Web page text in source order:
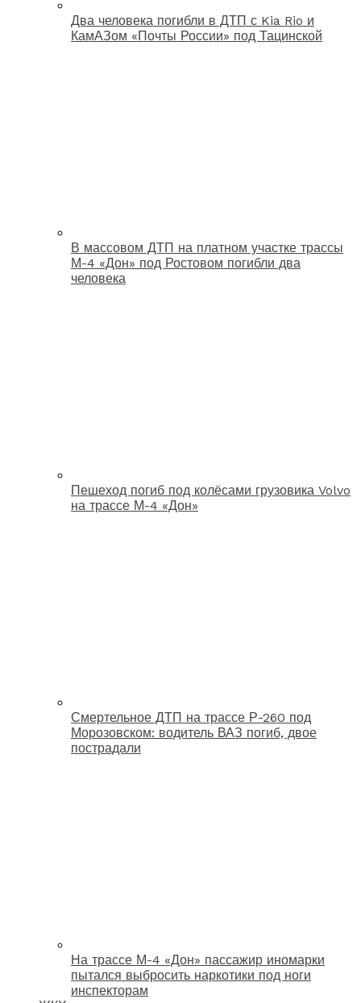
Два человека погибли в ДТП с Kia Rio и
КамАЗом «Почты России» под Тацинской
В массовом ДТП на платном участке трассы
М-4 «Дон» под Ростовом погибли два
человека
Пешеход погиб под колёсами грузовика Volvo
на трассе М-4 «Дон»
Смертельное ДТП на трассе Р-260 под
Морозовском: водитель ВАЗ погиб, двое
пострадали
На трассе М-4 «Дон» пассажир иномарки
пытался выбросить наркотики под ноги
инспекторам